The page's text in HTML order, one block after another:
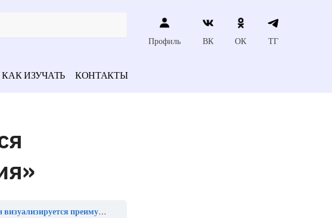
Профиль ВК ОК ТГ
КАК ИЗУЧАТЬ КОНТАКТЫ
в виде образования»